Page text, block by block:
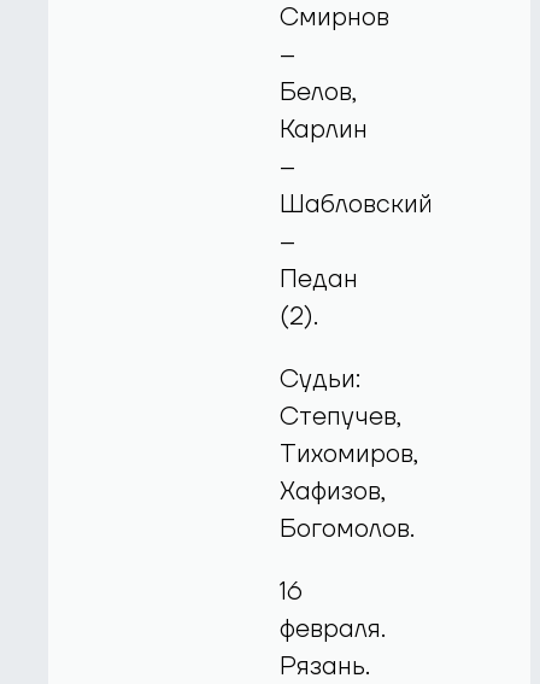
Смирнов
–
Белов,
Карлин
–
Шабловский
–
Педан
(2).
Судьи:
Степучев,
Тихомиров,
Хафизов,
Богомолов.
16
февраля.
Рязань.